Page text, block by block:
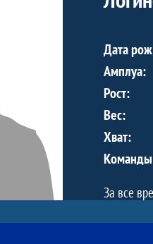
Дата
Амплуа:
Рост:
Вес:
Хват:
За все